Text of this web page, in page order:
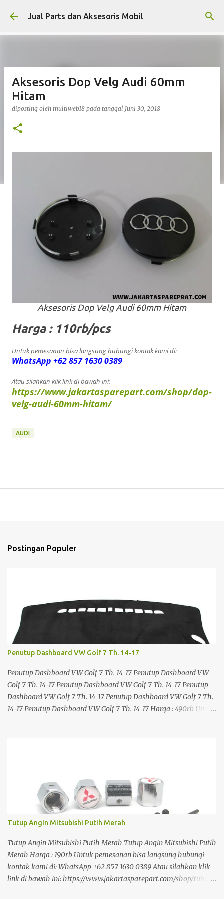
Langsung ke konten utama
Jual Parts dan Aksesoris Mobil
Aksesoris Dop Velg Audi 60mm
Hitam
diposting oleh multiweb18 pada tanggal Juni 30, 2018
Aksesoris Dop Velg Audi 60mm Hitam
Harga : 110rb/pcs
Untuk pemesanan bisa langsung hubungi kontak kami di:
WhatsApp +62 857 1630 0389
Atau silahkan klik link di bawah ini:
https://www.jakartasparepart.com/shop/dop-
velg-audi-60mm-hitam/
AUDI
Postingan Populer
Penutup Dashboard VW Golf 7 Th. 14-17
Penutup Dashboard VW Golf 7 Th. 14-17 Penutup Dashboard VW
Golf 7 Th. 14-17 Penutup Dashboard VW Golf 7 Th. 14-17 Penutup
Dashboard VW Golf 7 Th. 14-17 Penutup Dashboard VW Golf 7 Th.
14-17 Penutup Dashboard VW Golf 7 Th. 14-17 Harga : 490rb Untuk
Tutup Angin Mitsubishi Putih Merah
Tutup Angin Mitsubishi Putih Merah Tutup Angin Mitsubishi Putih
Merah Harga : 190rb Untuk pemesanan bisa langsung hubungi
kontak kami di: WhatsApp +62 857 1630 0389 Atau silahkan klik
link di bawah ini: https://www.jakartasparepart.com/shop/tutup-